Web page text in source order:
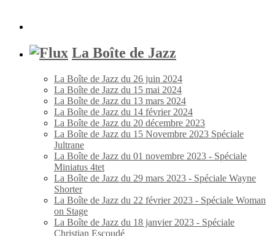
La Boîte de Jazz
La Boîte de Jazz du 26 juin 2024
La Boîte de Jazz du 15 mai 2024
La Boîte de Jazz du 13 mars 2024
La Boîte de Jazz du 14 février 2024
La Boîte de Jazz du 20 décembre 2023
La Boîte de Jazz du 15 Novembre 2023 Spéciale
Jultrane
La Boîte de Jazz du 01 novembre 2023 - Spéciale
Miniatus 4tet
La Boîte de Jazz du 29 mars 2023 - Spéciale Wayne
Shorter
La Boîte de Jazz du 22 février 2023 - Spéciale Woman
on Stage
La Boîte de Jazz du 18 janvier 2023 - Spéciale
Christian Escoudé